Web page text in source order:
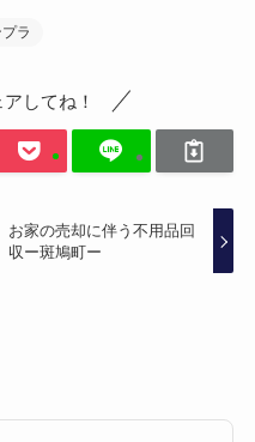
ラ
してね！
お家の売却に伴う不用品回
収ー斑鳩町ー